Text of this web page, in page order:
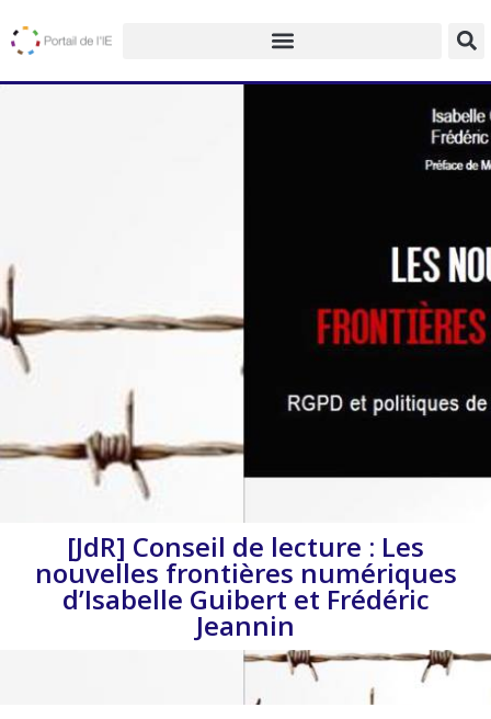
[JdR] Conseil de lecture : Les
nouvelles frontières numériques
d’Isabelle Guibert et Frédéric
Jeannin